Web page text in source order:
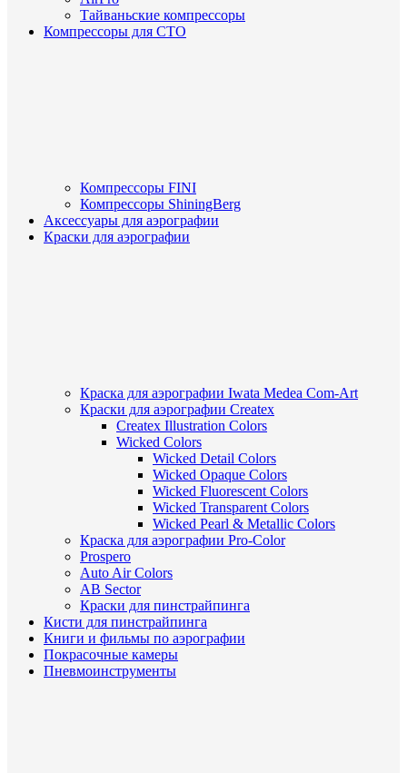
Тайваньские компрессоры
Компрессоры для СТО
Компрессоры FINI
Компрессоры ShiningBerg
Аксессуары для аэрографии
Краски для аэрографии
Краска для аэрографии Iwata Medea Com-Art
Краски для аэрографии Createx
Createx Illustration Colors
Wicked Colors
Wicked Detail Colors
Wicked Opaque Colors
Wicked Fluorescent Colors
Wicked Transparent Colors
Wicked Pearl & Metallic Colors
Краска для аэрографии Pro-Color
Prospero
Auto Air Colors
AB Sector
Краски для пинстрайпинга
Кисти для пинстрайпинга
Книги и фильмы по аэрографии
Покрасочные камеры
Пневмоинструменты